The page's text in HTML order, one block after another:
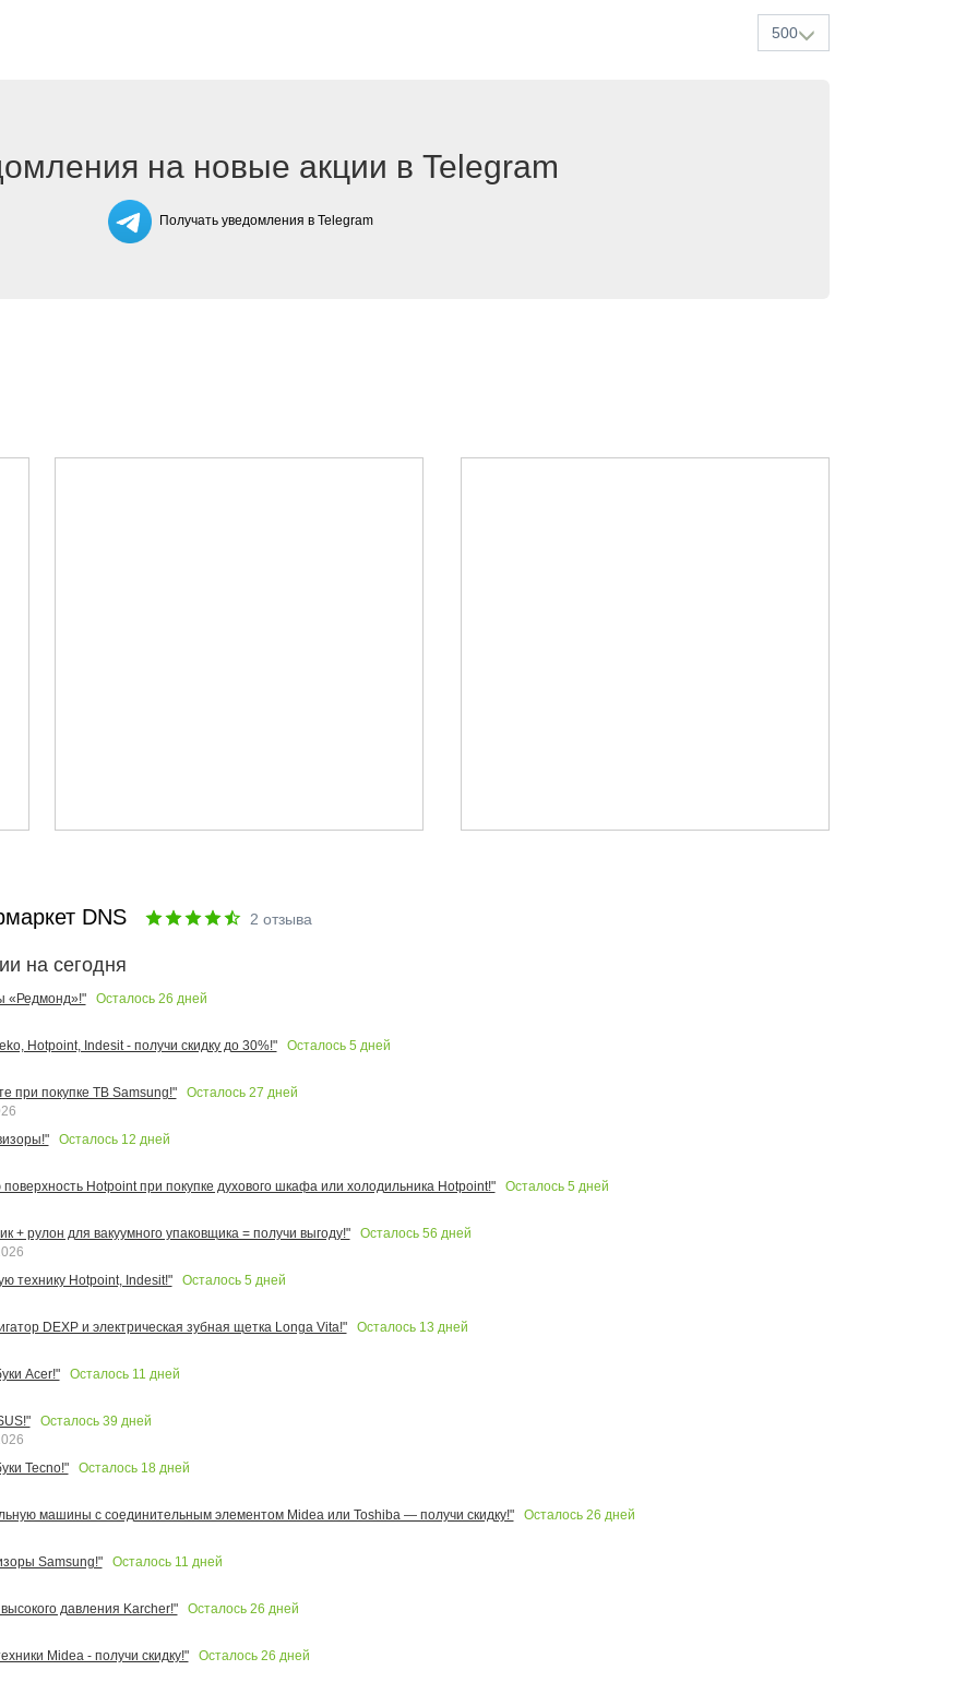
500
на новые акции в Telegram
Получать уведомления в Telegram
DNS 2 отзыва
на сегодня
«Редмонд»!" Осталось 26 дней
Hotpoint, Indesit - получи скидку до 30%!" Осталось 5 дней
при покупке ТВ Samsung!" Осталось 27 дней
Осталось 12 дней
Hotpoint при покупке духового шкафа или холодильника Hotpoint!" Осталось 5 дней
+ рулон для вакуумного упаковщика = получи выгоду!" Осталось 56 дней
технику Hotpoint, Indesit!"
Осталось 5 дней
DEXP и электрическая зубная щетка Longa Vita!" Осталось 13 дней
Acer!" Осталось 11 дней
Осталось 39 дней
Tecno!"
Осталось 18дней
машины с соединительным элементом Midea или Toshiba — получи скидку!" Осталось 26 дней
Samsung!" Осталось 11 дней
давления Karcher!" Осталось 26 дней
Midea - получи скидку!" Осталось 26 дней